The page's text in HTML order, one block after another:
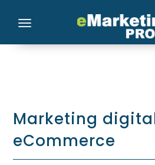
Toggle navigation
Marketing
eCommerce